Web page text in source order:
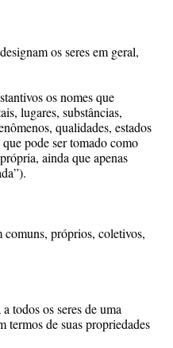
os seres em geral,
os nomes que
lugares, substâncias,
qualidades, estados
pode ser tomado como
ainda que apenas
comuns, próprios, coletivos,
todos os seres de uma
termos de suas propriedades